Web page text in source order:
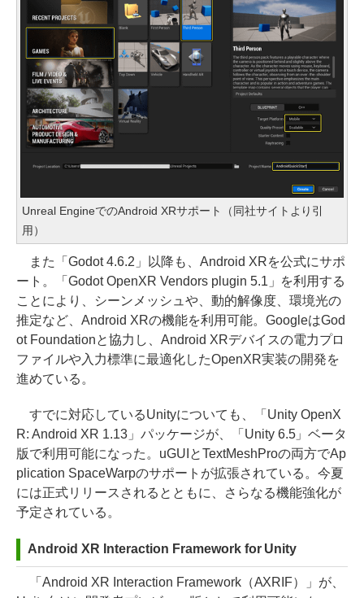
Unreal EngineでのAndroid XRサポート（同社サイトより引
用）
また「Godot 4.6.2」以降も、Android XRを公式にサポ
ート。「Godot OpenXR Vendors plugin 5.1」を利用する
ことにより、シーンメッシュや、動的解像度、環境光の
推定など、Android XRの機能を利用可能。GoogleはGod
ot Foundationと協力し、Android XRデバイスの電力プロ
ファイルや入力標準に最適化したOpenXR実装の開発を
進めている。
すでに対応しているUnityについても、「Unity OpenX
R: Android XR 1.13」パッケージが、「Unity 6.5」ベータ
版で利用可能になった。uGUIとTextMeshProの両方でAp
plication SpaceWarpのサポートが拡張されている。今夏
には正式リリースされるとともに、さらなる機能強化が
予定されている。
Android XR Interaction Framework for Unity
「Android XR Interaction Framework（AXRIF）」が、